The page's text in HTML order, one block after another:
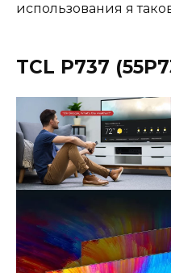
использования я
TCL P737